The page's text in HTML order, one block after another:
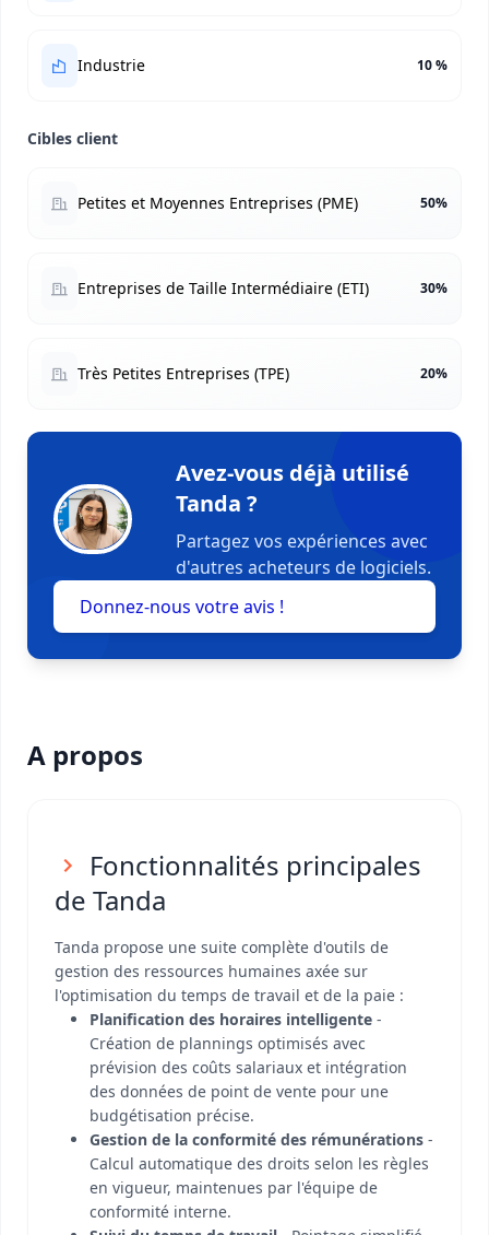
Industrie 10 %
Cibles client
Petites et Moyennes Entreprises (PME) 50%
Entreprises de Taille Intermédiaire (ETI) 30%
Très Petites Entreprises (TPE) 20%
Avez-vous déjà utilisé
Tanda ?
Partagez vos expériences avec
d'autres acheteurs de logiciels.
Donnez-nous votre avis !
A propos
Fonctionnalités principales
de Tanda
Tanda propose une suite complète d'outils de
gestion des ressources humaines axée sur
l'optimisation du temps de travail et de la paie :
Planification des horaires intelligente -
Création de plannings optimisés avec
prévision des coûts salariaux et intégration
des données de point de vente pour une
budgétisation précise.
Gestion de la conformité des rémunérations -
Calcul automatique des droits selon les règles
en vigueur, maintenues par l'équipe de
conformité interne.